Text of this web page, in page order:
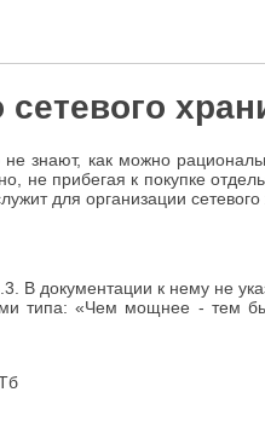
сетевого
знают, как можно
прибегая к покупке
для организации
В документации к нему не
типа: «Чем мощнее - тем